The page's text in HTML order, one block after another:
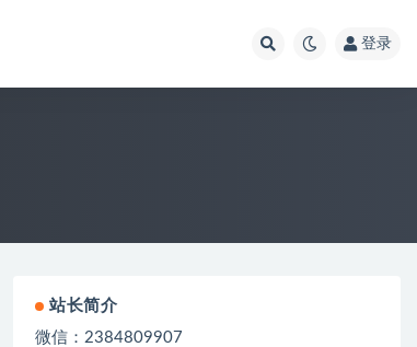
登录
站长简介
微信：2384809907